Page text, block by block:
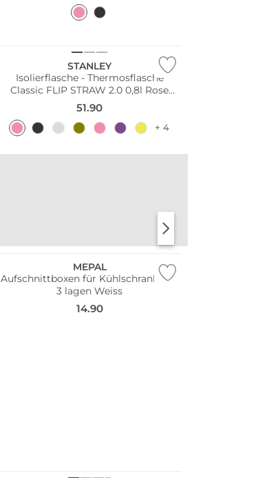
STANLEY
Isolierflasche - Thermosflasche
Classic FLIP STRAW 2.0 0,8l Rose
Quartz
51.90
+ 4
MEPAL
Aufschnittboxen für Kühlschrank mit
3 lagen Weiss
14.90